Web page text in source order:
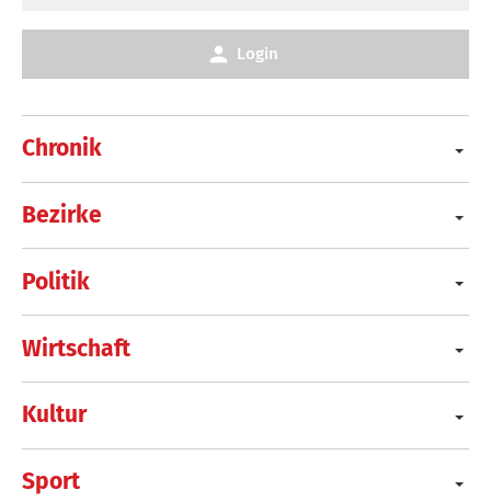
Chronik
Bezirke
Politik
Wirtschaft
Kultur
Sport
Login